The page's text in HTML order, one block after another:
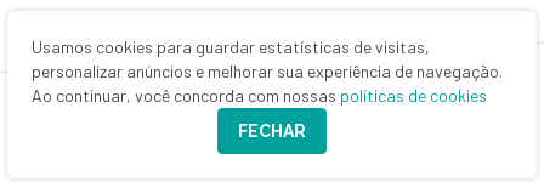
No caso do ouro, apesar da manutenção dos juros
elevados nos EUA – algo que torna os seguros títulos
públicos americanos mais atrativos que o metal, que
Usamos cookies para guardar estatísticas de visitas,
personalizar anúncios e melhorar sua experiência de navegação.
Ao continuar, você concorda com nossas políticas de cookies
FECHAR